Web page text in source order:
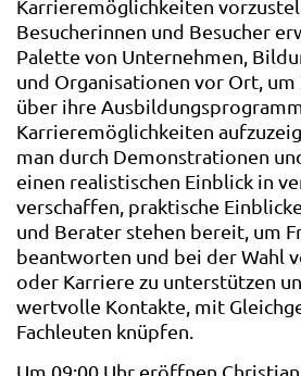
Karrieremöglichkeiten
Besucherinnen und Besucher
Palette von Unternehmen,
und Organisationen vor Ort,
über ihre
Karrieremöglichkeiten
man durch Demonstrationen
einen realistischen Einblick in
verschaffen, praktische
und Berater stehen bereit, um
beantworten und bei der Wahl
oder Karriere zu unterstützen
wertvolle Kontakte, mit
Fachleuten knüpfen.
Um 09:00 Uhr eröffnen Christian